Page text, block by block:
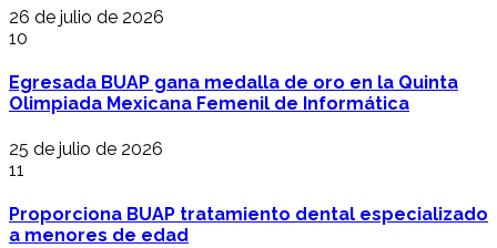
26 de julio de 2026
10
Egresada BUAP gana medalla de oro en la Quinta
Olimpiada Mexicana Femenil de Informática
25 de julio de 2026
11
Proporciona BUAP tratamiento dental especializado
a menores de edad